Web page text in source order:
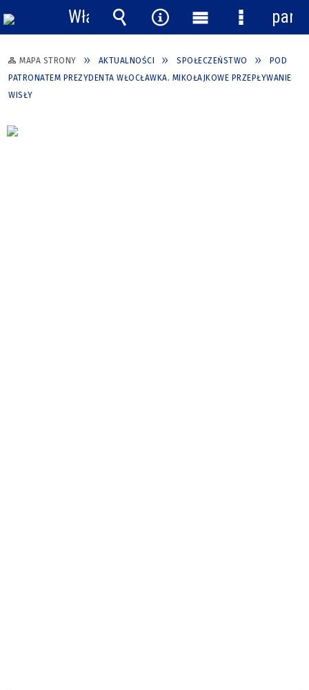
MAPA STRONY AKTUALNOŚCI SPOŁECZEŃSTWO
POD
PATRONATEM PREZYDENTA WŁOCŁAWKA. MIKOŁAJKOWE PRZEPŁYWANIE
WISŁY
Włącz
powiadomienia
Wyszukiwarka
Narzędzia
Menu
główne
Menu
panel